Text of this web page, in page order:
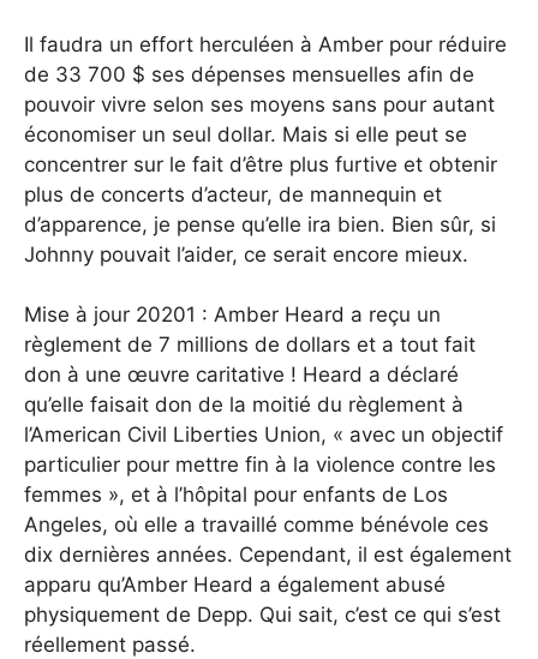
Il faudra un effort herculéen à Amber pour réduire
de 33 700 $ ses dépenses mensuelles afin de
pouvoir vivre selon ses moyens sans pour autant
économiser un seul dollar. Mais si elle peut se
concentrer sur le fait d’être plus furtive et obtenir
plus de concerts d’acteur, de mannequin et
d’apparence, je pense qu’elle ira bien. Bien sûr, si
Johnny pouvait l’aider, ce serait encore mieux.
Mise à jour 20201 : Amber Heard a reçu un
règlement de 7 millions de dollars et a tout fait
don à une œuvre caritative ! Heard a déclaré
qu’elle faisait don de la moitié du règlement à
l’American Civil Liberties Union, « avec un objectif
particulier pour mettre fin à la violence contre les
femmes », et à l’hôpital pour enfants de Los
Angeles, où elle a travaillé comme bénévole ces
dix dernières années. Cependant, il est également
apparu qu’Amber Heard a également abusé
physiquement de Depp. Qui sait, c’est ce qui s’est
réellement passé.